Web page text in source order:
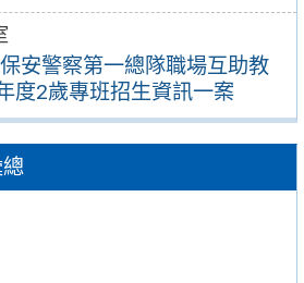
安警察第一總隊職場互助教
度2歲專班招生資訊一案